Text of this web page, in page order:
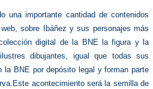
una importante cantidad de contenidos
sobre Ibáñez y sus personajes más
digital de la BNE la figura y la
dibujantes, igual que todas sus
la BNE por depósito legal y forman parte
acontecimiento será la semilla de